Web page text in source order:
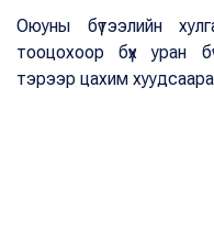
Оюуны бүтээлийн
тооцохоор бүх уран
тэрээр цахим